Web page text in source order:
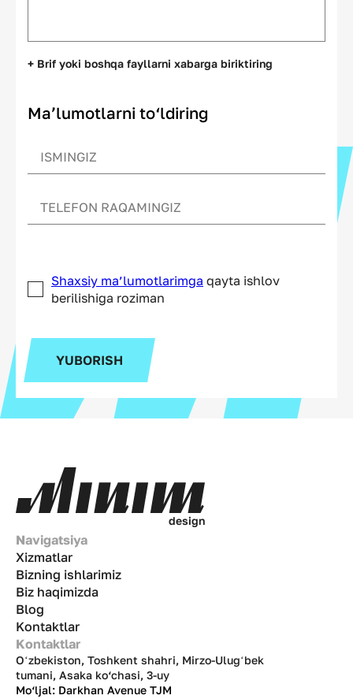
+ Brif yoki boshqa fayllarni xabarga biriktiring
Ma’lumotlarni to‘ldiring
Shaxsiy ma’lumotlarimga qayta ishlov
berilishiga roziman
YUBORISH
design
Navigatsiya
Xizmatlar
Bizning ishlarimiz
Biz haqimizda
Blog
Kontaktlar
Kontaktlar
Oʻzbekiston, Toshkent shahri, Mirzo-Ulugʻbek
tumani, Asaka ko‘chasi, 3-uy
Mo‘ljal: Darkhan Avenue TJM